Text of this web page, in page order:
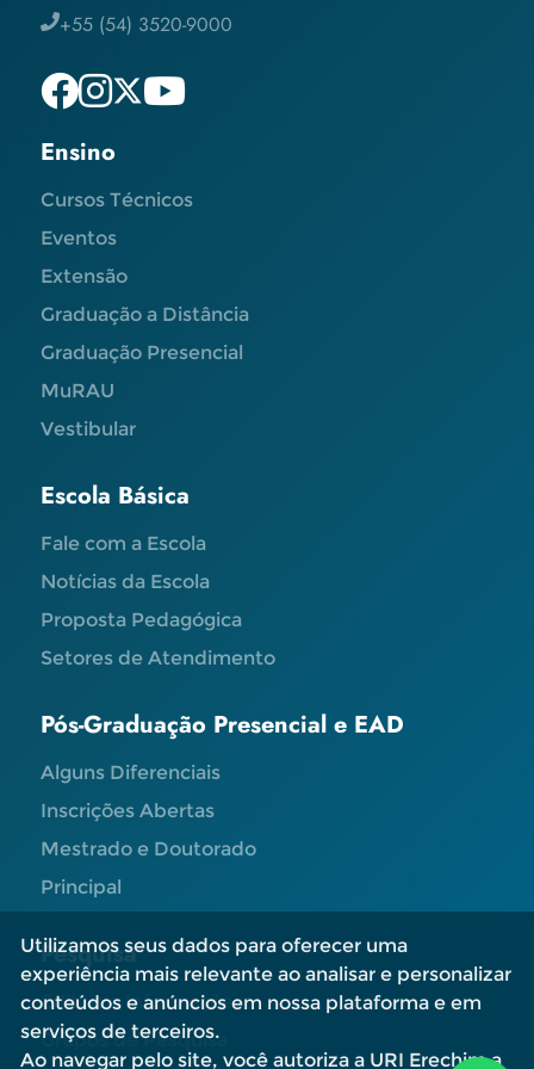
+55 (54) 3520-9000
Ensino
Cursos Técnicos
Eventos
Extensão
Graduação a Distância
Graduação Presencial
MuRAU
Vestibular
Escola Básica
Fale com a Escola
Notícias da Escola
Proposta Pedagógica
Setores de Atendimento
Pós-Graduação Presencial e EAD
Alguns Diferenciais
Inscrições Abertas
Mestrado e Doutorado
Principal
Pesquisa
Editais e Informações
Grupos de Pesquisa
Utilizamos seus dados para oferecer uma
experiência mais relevante ao analisar e personalizar
conteúdos e anúncios em nossa plataforma e em
serviços de terceiros.
Ao navegar pelo site, você autoriza a URI Erechim a